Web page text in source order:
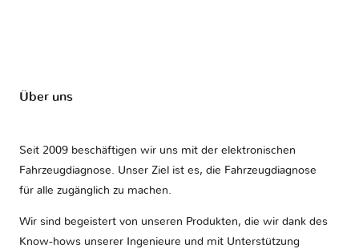
Über uns
Seit 2009 beschäftigen wir uns mit der elektronischen
Fahrzeugdiagnose. Unser Ziel ist es, die Fahrzeugdiagnose
für alle zugänglich zu machen.
Wir sind begeistert von unseren Produkten, die wir dank des
Know-hows unserer Ingenieure und mit Unterstützung